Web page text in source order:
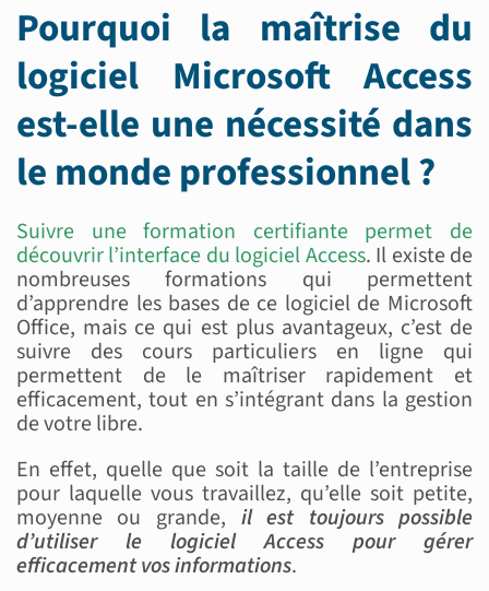
Pourquoi la maîtrise du
logiciel Microsoft Access
est-elle une nécessité dans
le monde professionnel ?
Suivre une formation certifiante permet de
découvrir l’interface du logiciel Access. Il existe de
nombreuses formations qui permettent
d’apprendre les bases de ce logiciel de Microsoft
Office, mais ce qui est plus avantageux, c’est de
suivre des cours particuliers en ligne qui
permettent de le maîtriser rapidement et
efficacement, tout en s’intégrant dans la gestion
de votre libre.
En effet, quelle que soit la taille de l’entreprise
pour laquelle vous travaillez, qu’elle soit petite,
moyenne ou grande, il est toujours possible
d’utiliser le logiciel Access pour gérer
efficacement vos informations.